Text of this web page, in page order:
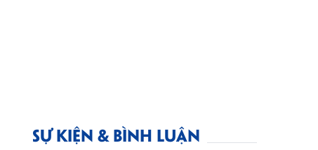
SỰ KIỆN & BÌNH LUẬN